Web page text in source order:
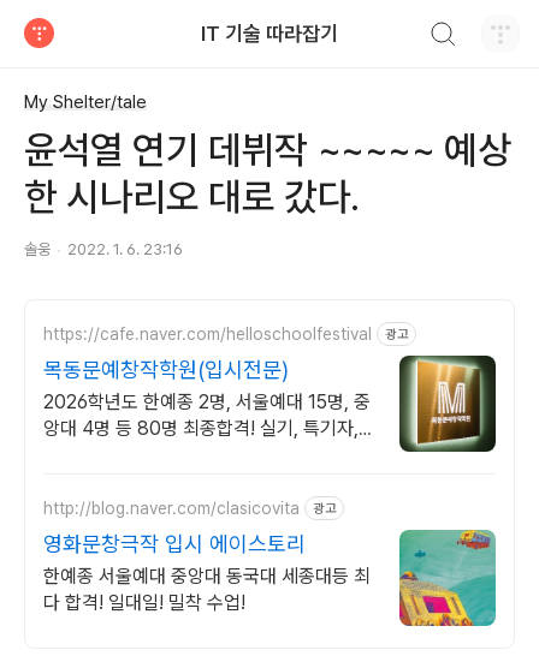
IT 기술 따라잡기
My Shelter/tale
윤석열 연기 데뷔작 ~~~~~ 예상
한 시나리오 대로 갔다.
솔웅 2022. 1. 6. 23:16
https://cafe.naver.com/helloschoolfestival 광고
목동문예창작학원(입시전문)
2026학년도 한예종 2명, 서울예대 15명, 중
앙대 4명 등 80명 최종합격! 실기, 특기자,
http://blog.naver.com/clasicovita 광고
영화문창극작 입시 에이스토리
한예종 서울예대 중앙대 동국대 세종대등 최
다 합격! 일대일! 밀착 수업!